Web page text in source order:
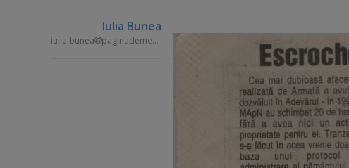
Iulia Bunea
iulia.bunea paginademedia.ro